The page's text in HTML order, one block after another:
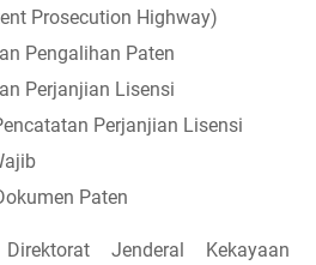
Prosecution Highway)
Pengalihan Paten
Perjanjian Lisensi
Perjanjian Lisensi
Paten
Jenderal Kekayaan